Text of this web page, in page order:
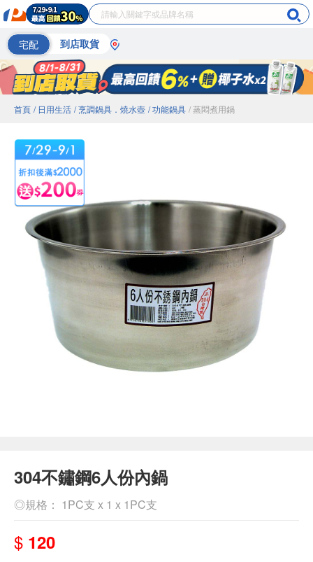
宅配 到店取貨
首頁 / 日用生活 / 烹調鍋具．燒水壺 / 功能鍋具 / 蒸悶煮用鍋
304不鏽鋼6人份內鍋
◎規格： 1PC支 x 1 x 1PC支
$ 120